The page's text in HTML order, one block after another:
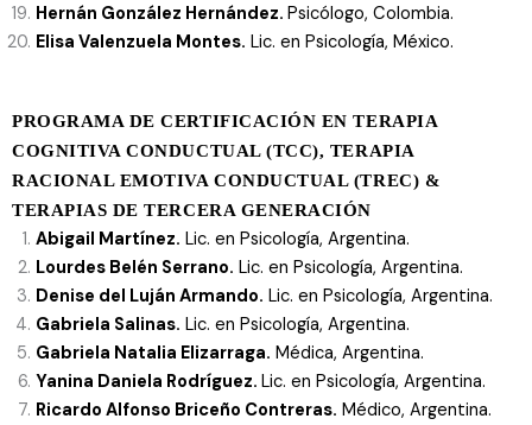
Hernán González Hernández. Psicólogo, Colombia.
Elisa Valenzuela Montes. Lic. en Psicología, México.
PROGRAMA DE CERTIFICACIÓN EN TERAPIA
COGNITIVA CONDUCTUAL (TCC), TERAPIA
RACIONAL EMOTIVA CONDUCTUAL (TREC) &
TERAPIAS DE TERCERA GENERACIÓN
Abigail Martínez. Lic. en Psicología, Argentina.
Lourdes Belén Serrano. Lic. en Psicología, Argentina.
Denise del Luján Armando. Lic. en Psicología, Argentina.
Gabriela Salinas. Lic. en Psicología, Argentina.
Gabriela Natalia Elizarraga. Médica, Argentina.
Yanina Daniela Rodríguez. Lic. en Psicología, Argentina.
Ricardo Alfonso Briceño Contreras. Médico, Argentina.